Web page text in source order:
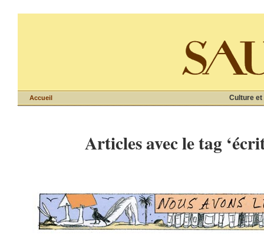
Culture et
Accueil
Articles avec le tag